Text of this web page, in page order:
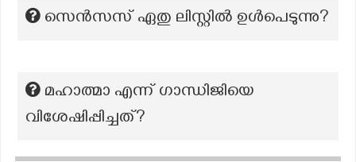
സെൻസസ് ഏതു ലിസ്റ്റിൽ ഉൾപെടുന്നു?
മഹാത്മാ എന്ന് ഗാന്ധിജിയെ
വിശേഷിപ്പിച്ചത്?